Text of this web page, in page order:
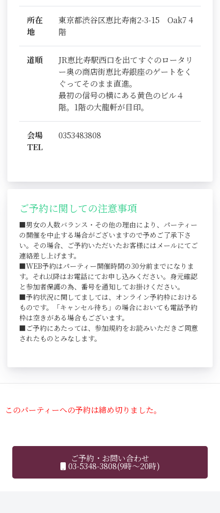
所在
地
東京都渋谷区恵比寿南2-3-15 Oak7 4
階
道順
JR恵比寿駅西口を出てすぐのロータリ
ー奥の商店街恵比寿銀座のゲートをく
ぐってそのまま直進。
最初の信号の横にある黄色のビル４
階。1階の大龍軒が目印。
会場
TEL
0353483808
ご予約に関しての注意事項
■男女の人数バランス・その他の理由により、パーティー
の開催を中止する場合がございますので予めご了承下さ
い。その場合、ご予約いただいたお客様にはメールにてご
連絡差し上げます。
■WEB予約はパーティー開催時間の30分前までになりま
す。それ以降はお電話にてお申し込みください。身元確認
と参加者保護の為、番号を通知してお掛けください。
■予約状況に関してましては、オンライン予約枠における
ものです。「キャンセル待ち」の場合においても電話予約
枠は空きがある場合もございます。
■ご予約にあたっては、参加規約をお読みいただきご同意
されたものとみなします。
このパーティーへの予約は締め切りました。
ご予約・お問い合わせ
03-5348-3808(9時～20時)